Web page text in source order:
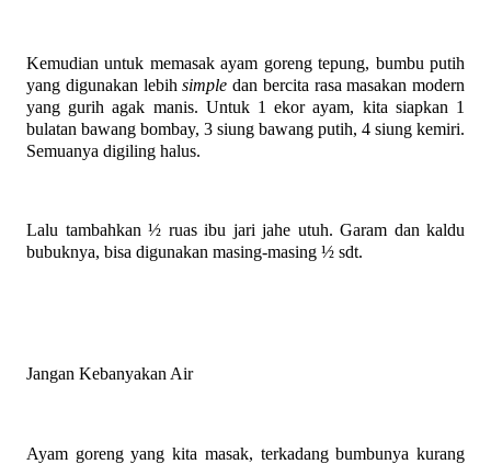
Kemudian untuk memasak ayam goreng tepung, bumbu putih
yang digunakan lebihsimple dan bercita rasa masakan modern
yang gurih agak manis. Untuk 1 ekor ayam, kita siapkan 1
bulatan bawang bombay, 3 siung bawang putih, 4 siung kemiri.
Semuanya digiling halus.
Lalu tambahkan ½ ruas ibu jari jahe utuh. Garam dan kaldu
bubuknya, bisa digunakan masing-masing ½ sdt.
Jangan Kebanyakan Air
Ayam goreng yang kita masak, terkadang bumbunya kurang